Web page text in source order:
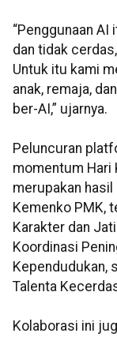
“Penggunaan
dan tidak
Untuk itu kami
anak, remaja,
ber-AI,” ujarnya.
Peluncuran
momentum Hari
merupakan
Kemenko PMK,
Karakter dan
Koordinasi
Kependudukan,
Talenta
Kolaborasi ini